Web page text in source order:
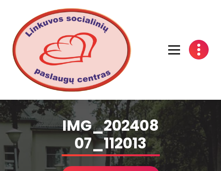
IMG_202408
07_112013